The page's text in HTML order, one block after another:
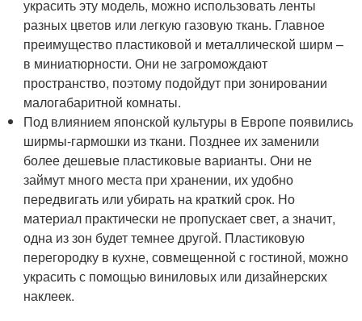
украсить эту модель, можно использовать ленты
разных цветов или легкую газовую ткань. Главное
преимущество пластиковой и металлической ширм –
в миниатюрности. Они не загромождают
пространство, поэтому подойдут при зонировании
малогабаритной комнаты.
Под влиянием японской культуры в Европе появились
ширмы-гармошки из ткани. Позднее их заменили
более дешевые пластиковые варианты. Они не
займут много места при хранении, их удобно
передвигать или убирать на краткий срок. Но
материал практически не пропускает свет, а значит,
одна из зон будет темнее другой. Пластиковую
перегородку в кухне, совмещенной с гостиной, можно
украсить с помощью виниловых или дизайнерских
наклеек.